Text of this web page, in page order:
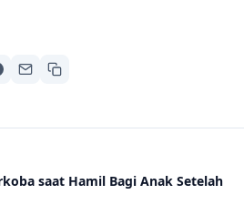
saat Hamil Bagi Anak Setelah